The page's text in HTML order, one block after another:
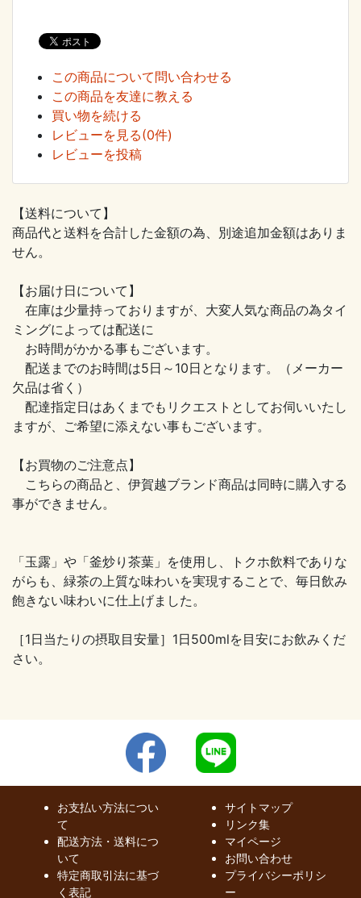
この商品について問い合わせる
この商品を友達に教える
買い物を続ける
レビューを見る(0件)
レビューを投稿
【送料について】
商品代と送料を合計した金額の為、別途追加金額はありま
せん。
【お届け日について】
在庫は少量持っておりますが、大変人気な商品の為タイ
ミングによっては配送に
お時間がかかる事もございます。
配送までのお時間は5日～10日となります。（メーカー
欠品は省く）
配達指定日はあくまでもリクエストとしてお伺いいたし
ますが、ご希望に添えない事もございます。
【お買物のご注意点】
こちらの商品と、伊賀越ブランド商品は同時に購入する
事ができません。
「玉露」や「釜炒り茶葉」を使用し、トクホ飲料でありな
がらも、緑茶の上質な味わいを実現することで、毎日飲み
飽きない味わいに仕上げました。
［1日当たりの摂取目安量］1日500mlを目安にお飲みくだ
さい。
お支払い方法につい
て
配送方法・送料につ
いて
特定商取引法に基づ
く表記
サイトマップ
リンク集
マイページ
お問い合わせ
プライバシーポリシ
ー